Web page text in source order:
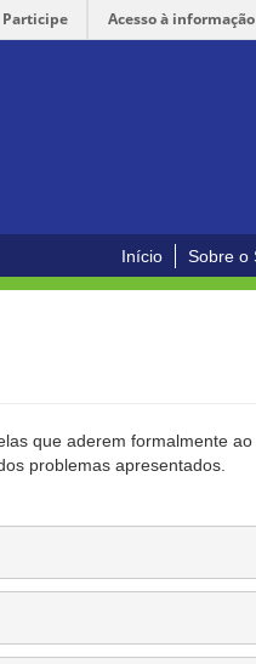
Participe Acesso à informação
Início Sobre o
que aderem formalmente
problemas apresentados.